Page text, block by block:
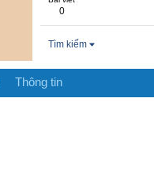
0
Tìm kiếm
Thông tin